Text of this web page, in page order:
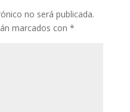
no será publicada.
marcados con *